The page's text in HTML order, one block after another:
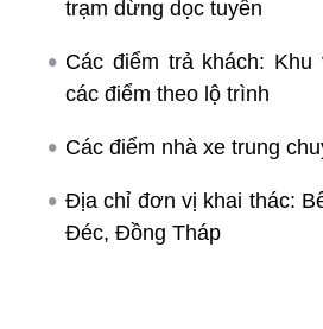
trạm dừng dọc tuyến
Các điểm trả khách:
các điểm theo lộ trình
Các điểm nhà xe trung
Địa chỉ đơn vị khai thác:
Đéc, Đồng Tháp